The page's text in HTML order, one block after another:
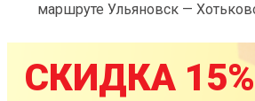
маршруте Ульяновск —
СКИДКА 15%